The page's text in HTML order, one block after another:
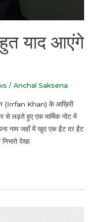
याद आएंगे
/ Anchal Saksena
(Irrfan Khan) के आख़िरी
से लड़ते हुए एक मार्मिक नोट में
नाम जहाँ में खुद एक ईंट दर ईंट
देखा